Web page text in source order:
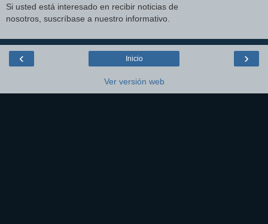
Si usted está interesado en recibir noticias de
nosotros, suscríbase a nuestro informativo.
‹ ›
Inicio
Ver versión web